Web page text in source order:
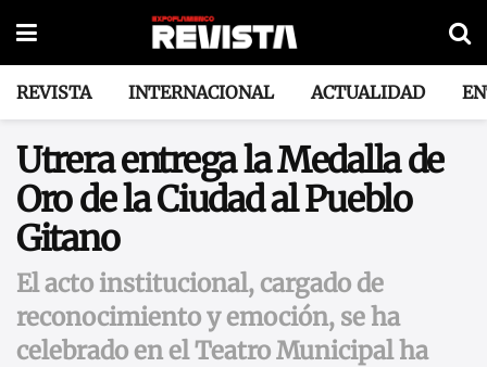
REVISTA INTERNACIONAL ACTUALIDAD
Utrera entrega la Medalla de
Oro de la Ciudad al Pueblo
Gitano
El acto institucional, cargado de
reconocimiento y emoción, se ha
celebrado en el Teatro Municipal ha